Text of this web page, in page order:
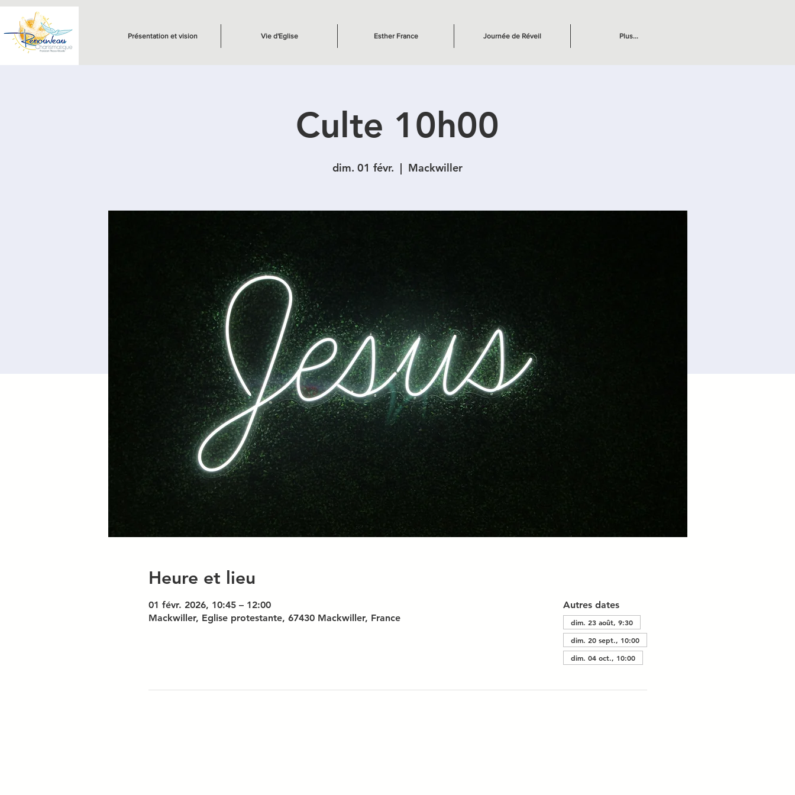
Présentation et vision Vie d'Eglise Esther France Journée de Réveil Plus...
Culte 10h00
dim. 01 févr.
  |
Mackwiller
Heure et lieu
01 févr. 2026, 10:45 – 12:00
Mackwiller, Eglise protestante, 67430 Mackwiller, France
Autres dates
dim. 23 août, 9:30
dim. 20 sept., 10:00
dim. 04 oct., 10:00